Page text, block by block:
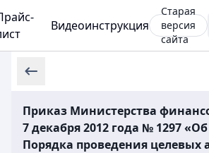
Видеоинструкция
Старая
версия
сайта
Приказ Министерства
7 декабря 2012 года № 1297
Порядка проведения целевых